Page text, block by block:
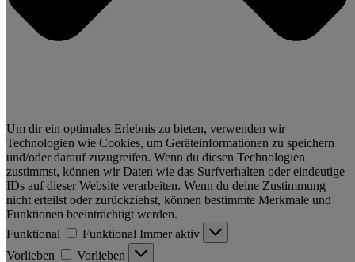
Um dir ein optimales Erlebnis zu bieten, verwenden wir
Technologien wie Cookies, um Geräteinformationen zu speichern
und/oder darauf zuzugreifen. Wenn du diesen Technologien
zustimmst, können wir Daten wie das Surfverhalten oder eindeutige
IDs auf dieser Website verarbeiten. Wenn du deine Zustimmung
nicht erteilst oder zurückziehst, können bestimmte Merkmale und
Funktionen beeinträchtigt werden.
Funktional
Funktional Immer aktiv
Vorlieben
Vorlieben